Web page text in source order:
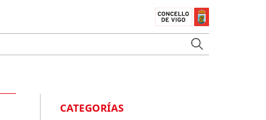
CATEGORÍAS